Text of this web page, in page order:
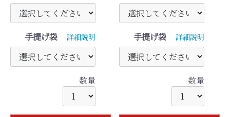
手提げ袋 詳細説明
数量
手提げ袋 詳細説明
数量